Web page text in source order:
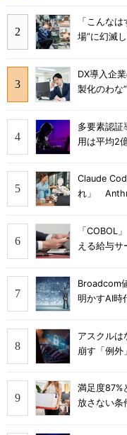
「こんな
場”に幻滅
DX導入企
製化のわな”
多要素認
用は平均2
Claude
れ」
「COBOL
える給与サ
Broadcom
明かすAI時
アスクル
崩す「例外
満足度
放さない条